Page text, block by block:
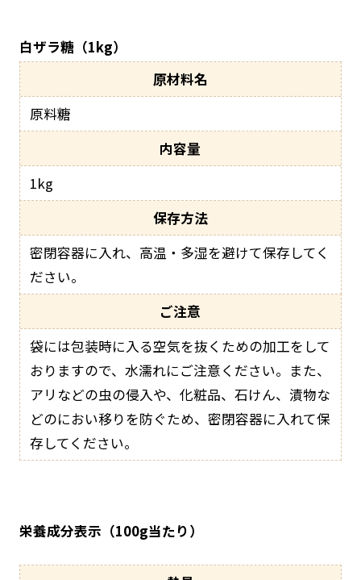
白ザラ糖（1kg）
原材料名
原料糖
内容量
1kg
保存方法
密閉容器に入れ、高温・多湿を避けて保存してく
ださい。
ご注意
袋には包装時に入る空気を抜くための加工をして
おりますので、水濡れにご注意ください。また、
アリなどの虫の侵入や、化粧品、石けん、漬物な
どのにおい移りを防ぐため、密閉容器に入れて保
存してください。
栄養成分表示（100g当たり）